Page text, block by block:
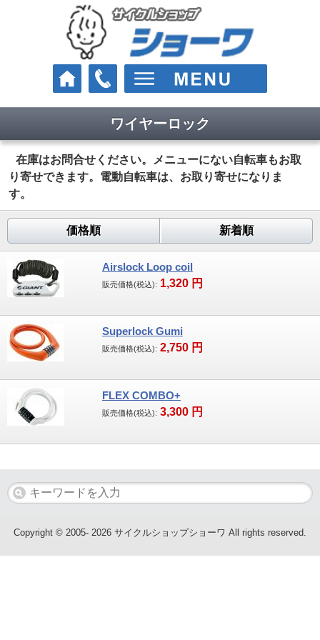
クロスバイク
マウンテンバイク
Eバイク（電動スポーツ車）
街乗り・通学・お買い物
電動アシスト
子供車
ブランド
GIANT
MERIDA・MIYATA
WALKRIDE
ワイヤーロック
在庫はお問合せください。メニューにない自転車もお取
り寄せできます。電動自転車は、お取り寄せになりま
す。
価格順 新着順
Airslock Loop coil
販売価格(税込): 1,320 円
Superlock Gumi
販売価格(税込): 2,750 円
FLEX COMBO+
販売価格(税込): 3,300 円
Copyright © 2005- 2026 サイクルショップショーワ All rights reserved.